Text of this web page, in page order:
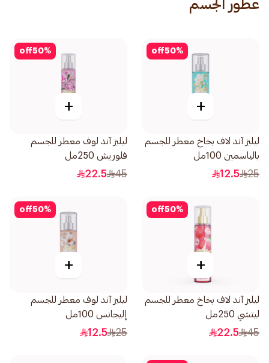
عطور الجسم
50%
off
+
ليليز آند لاف بخاخ معطر للجسم
بالياسمين 100مل
25
12.5
50%
off
+
ليليز آند لوف معطر للجسم
فلوريش 250مل
45
22.5
50%
off
+
ليليز آند لاف بخاخ معطر للجسم
ليتشي 250مل
45
22.5
50%
off
+
ليليز آند لوف معطر للجسم
إليجانس 100مل
25
12.5